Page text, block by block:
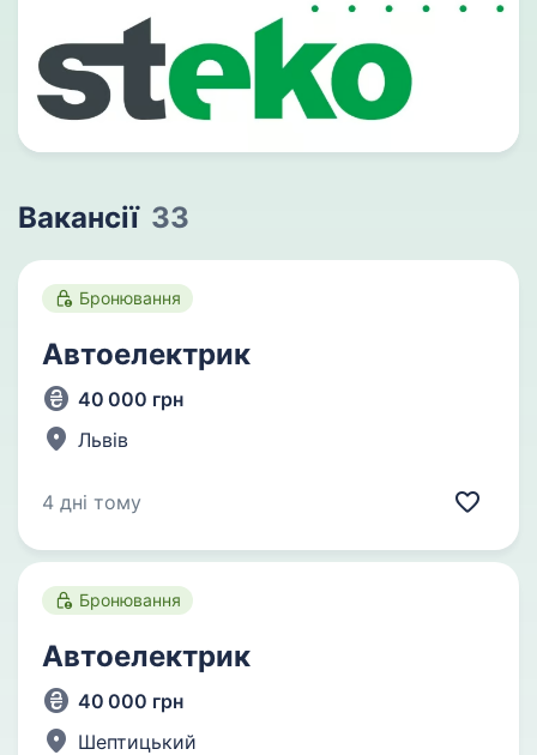
Вакансії 33
Бронювання
Автоелектрик
40 000 грн
Львів
4 дні тому
Бронювання
Автоелектрик
40 000 грн
Шептицький